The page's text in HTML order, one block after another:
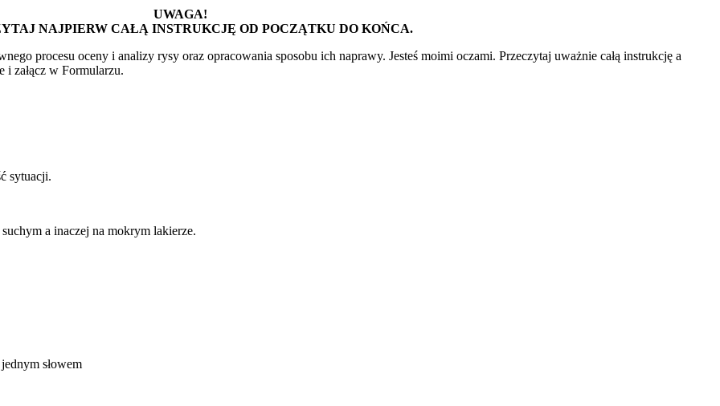
UWAGA!
NAJPIERW CAŁĄ INSTRUKCJĘ OD POCZĄTKU DO KOŃCA.
procesu oceny i analizy rysy oraz opracowania sposobu ich naprawy. Jesteś moimi oczami. Przeczytaj uważnie całą instrukcję a
i załącz w Formularzu.
sytuacji.
a inaczej na mokrym lakierze.
słowem